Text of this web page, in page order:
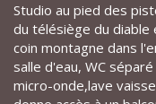
Studio au pied des
du télésiège du diable
coin montagne dans
salle d'eau, WC
micro-onde,lave